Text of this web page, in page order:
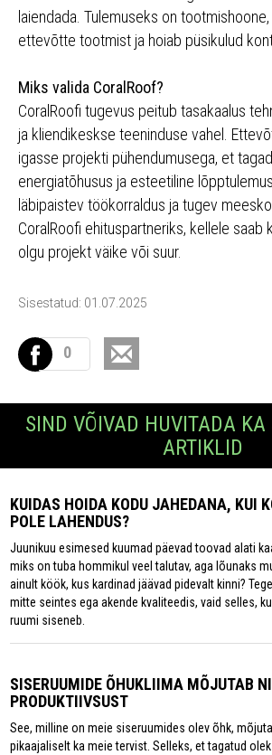
laiendada. Tulemuseks on
ettevõtte tootmist ja hoiab püsikulud
Miks valida CoralRoof?
CoralRoofi tugevus peitub tasakaalus
ja kliendikeskse teeninduse vahel.
igasse projekti pühendumusega, et
energiatõhusus ja esteetiline
läbipaistev töökorraldus ja tugev
CoralRoofi ehituspartneriks, kellele saab
olgu projekt väike või suur.
Sisestatud: 01.07.2025
0
SIND VÕIVAD HUVITADA KA
ARTIKLID
KUIDAS HOIDA KODU JAHEDANA, KUI
POLE LAHENDUS?
Juunikuu esimesed kuumad päevad toovad alati
miks on tuba hommikul veel talutav, aga lõunaks
ainult köök, kus kardinad jäävad pidevalt kinni?
mitte seintes ega akende kvaliteedis, vaid selles,
ruumi siseneb.
SISERUUMIDE ÕHUKLIIMA MÕJUTAB
PRODUKTIIVSUST
See, milline on meie siseruumides olev õhk,
pikaajaliselt ka meie tervist. Selleks, et tagatud